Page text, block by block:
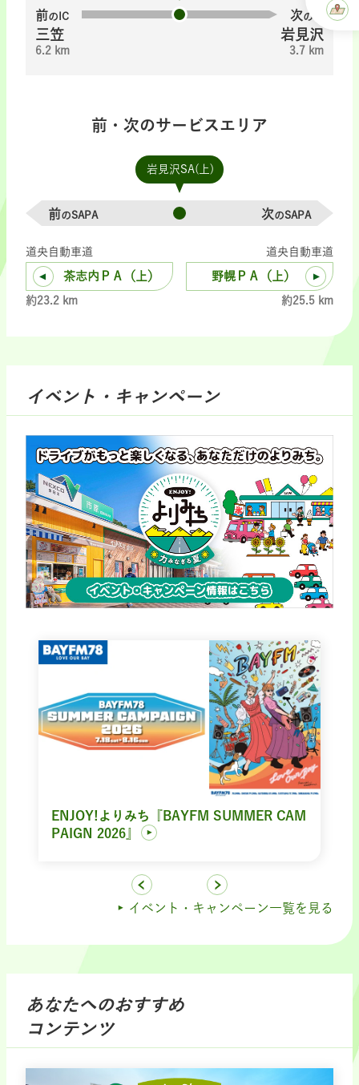
前のIC
三笠
6.2 km
次のIC
岩見沢
3.7 km
前・次のサービスエリア
岩見沢SA(上)
前のSAPA 次のSAPA
道央自動車道
茶志内ＰＡ（上）
約23.2 km
道央自動車道
野幌ＰＡ（上）
約25.5 km
イベント・キャンペーン
ENJOY!よりみち『BAYFM SUMMER CAM
PAIGN 2026』
イベント・キャンペーン一覧を見る
あなたへのおすすめ
コンテンツ